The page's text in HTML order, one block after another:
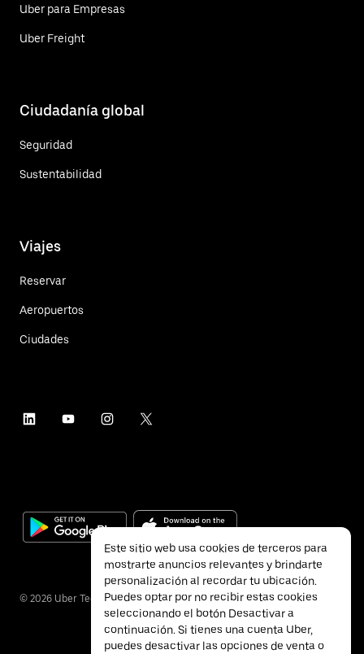
Uber para Empresas
Uber Freight
Ciudadanía global
Seguridad
Sustentabilidad
Viajes
Reservar
Aeropuertos
Ciudades
© 2026 Uber Technologies Inc.
Este sitio web usa cookies de terceros para
mostrarte anuncios relevantes y brindarte
personalización al recordar tu ubicación.
Puedes optar por no recibir estas cookies
seleccionando el botón Desactivar a
continuación. Si tienes una cuenta Uber,
puedes desactivar las opciones de venta o